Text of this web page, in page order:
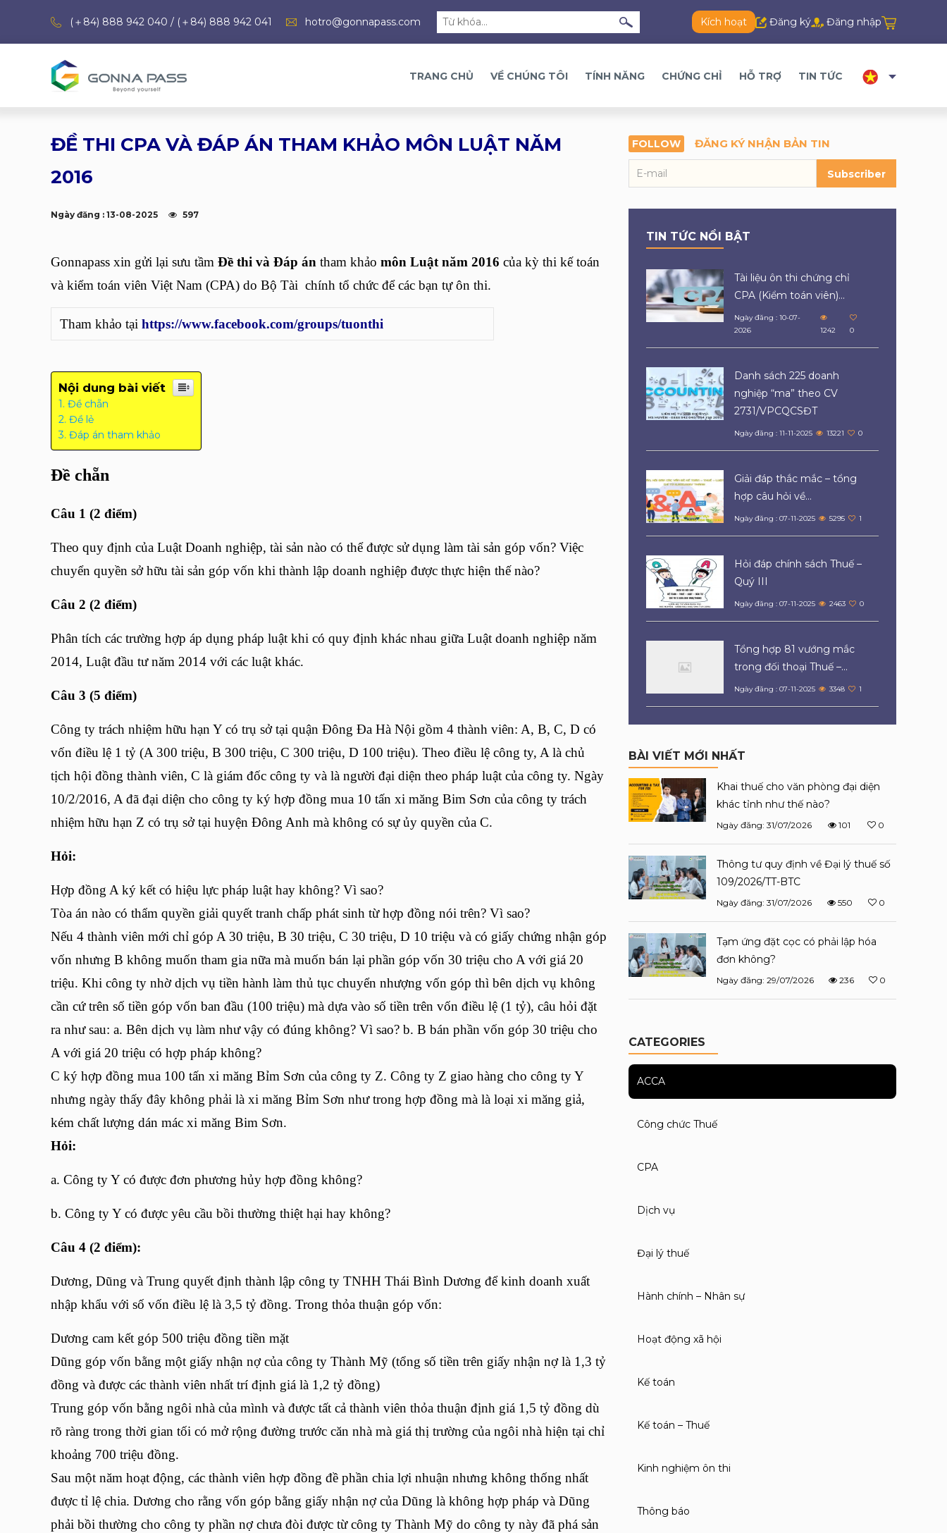
(＋84) 888 942 040 / (＋84) 888 942 041 hotro@gonnapass.com Kích hoạt Đăng ký Đăng nhập
TRANG CHỦ VỀ CHÚNG TÔI TÍNH NĂNG CHỨNG CHỈ HỖ TRỢ TIN TỨC
ĐỀ THI CPA VÀ ĐÁP ÁN THAM KHẢO MÔN LUẬT NĂM
2016
Ngày đăng : 13-08-2025 597
Gonnapass xin gửi lại sưu tầm Đề thi và Đáp án tham khảo môn Luật năm 2016 của kỳ thi kế toán
và kiểm toán viên Việt Nam (CPA) do Bộ Tài chính tổ chức để các bạn tự ôn thi.
Tham khảo tại https://www.facebook.com/groups/tuonthi
Nội dung bài viết
Đề chẵn
Đề lẻ
Đáp án tham khảo
Đề chẵn
Câu 1 (2 điểm)
Theo quy định của Luật Doanh nghiệp, tài sản nào có thể được sử dụng làm tài sản góp vốn? Việc
chuyển quyền sở hữu tài sản góp vốn khi thành lập doanh nghiệp được thực hiện thế nào?
Câu 2 (2 điểm)
Phân tích các trường hợp áp dụng pháp luật khi có quy định khác nhau giữa Luật doanh nghiệp năm
2014, Luật đầu tư năm 2014 với các luật khác.
Câu 3 (5 điểm)
Công ty trách nhiệm hữu hạn Y có trụ sở tại quận Đông Đa Hà Nội gồm 4 thành viên: A, B, C, D có
vốn điều lệ 1 tỷ (A 300 triệu, B 300 triệu, C 300 triệu, D 100 triệu). Theo điều lệ công ty, A là chủ
tịch hội đồng thành viên, C là giám đốc công ty và là người đại diện theo pháp luật của công ty. Ngày
10/2/2016, A đã đại diện cho công ty ký hợp đồng mua 10 tấn xi măng Bim Sơn của công ty trách
nhiệm hữu hạn Z có trụ sở tại huyện Đông Anh mà không có sự ủy quyền của C.
Hỏi:
Hợp đồng A ký kết có hiệu lực pháp luật hay không? Vì sao?
Tòa án nào có thẩm quyền giải quyết tranh chấp phát sinh từ hợp đồng nói trên? Vì sao?
Nếu 4 thành viên mới chỉ góp A 30 triệu, B 30 triệu, C 30 triệu, D 10 triệu và có giấy chứng nhận góp
vốn nhưng B không muốn tham gia nữa mà muốn bán lại phần góp vốn 30 triệu cho A với giá 20
triệu. Khi công ty nhờ dịch vụ tiền hành làm thủ tục chuyển nhượng vốn góp thì bên dịch vụ không
cần cứ trên số tiền góp vốn ban đầu (100 triệu) mà dựa vào số tiền trên vốn điều lệ (1 tỷ), câu hỏi đặt
ra như sau: a. Bên dịch vụ làm như vậy có đúng không? Vì sao? b. B bán phần vốn góp 30 triệu cho
A với giá 20 triệu có hợp pháp không?
C ký hợp đồng mua 100 tấn xi măng Bỉm Sơn của công ty Z. Công ty Z giao hàng cho công ty Y
nhưng ngày thấy đây không phải là xi măng Bỉm Sơn như trong hợp đồng mà là loại xi măng giả,
kém chất lượng dán mác xi măng Bim Sơn.
Hỏi:
a. Công ty Y có được đơn phương hủy hợp đồng không?
b. Công ty Y có được yêu cầu bồi thường thiệt hại hay không?
Câu 4 (2 điểm):
Dương, Dũng và Trung quyết định thành lập công ty TNHH Thái Bình Dương để kinh doanh xuất
nhập khẩu với số vốn điều lệ là 3,5 tỷ đồng. Trong thỏa thuận góp vốn:
Dương cam kết góp 500 triệu đồng tiền mặt
Dũng góp vốn bằng một giấy nhận nợ của công ty Thành Mỹ (tổng số tiền trên giấy nhận nợ là 1,3 tỷ
đồng và được các thành viên nhất trí định giá là 1,2 tỷ đồng)
Trung góp vốn bằng ngôi nhà của mình và được tất cả thành viên thỏa thuận định giá 1,5 tỷ đồng dù
rõ ràng trong thời gian tối có mở rộng đường trước căn nhà mà giá thị trường của ngôi nhà hiện tại chỉ
khoảng 700 triệu đồng.
Sau một năm hoạt động, các thành viên hợp đồng đề phần chia lợi nhuận nhưng không thống nhất
được tỉ lệ chia. Dương cho rằng vốn góp bằng giấy nhận nợ của Dũng là không hợp pháp và Dũng
phải bồi thường cho công ty phần nợ chưa đòi được từ công ty Thành Mỹ do công ty này đã phá sản
FOLLOW ĐĂNG KÝ NHẬN BẢN TIN
Subscriber
TIN TỨC NỔI BẬT
Tài liệu ôn thi chứng chỉ
CPA (Kiểm toán viên)...
Ngày đăng : 10-07-
2026
1242 0
Danh sách 225 doanh
nghiệp “ma” theo CV
2731/VPCQCSĐT
Ngày đăng : 11-11-2025 13221 0
Giải đáp thắc mắc – tổng
hợp câu hỏi về...
Ngày đăng : 07-11-2025 5295 1
Hỏi đáp chính sách Thuế –
Quý III
Ngày đăng : 07-11-2025 2463 0
Tổng hợp 81 vướng mắc
trong đối thoại Thuế –...
Ngày đăng : 07-11-2025 3348 1
BÀI VIẾT MỚI NHẤT
Khai thuế cho văn phòng đại diện
khác tỉnh như thế nào?
Ngày đăng: 31/07/2026 101 0
Thông tư quy định về Đại lý thuế số
109/2026/TT-BTC
Ngày đăng: 31/07/2026 550 0
Tạm ứng đặt cọc có phải lập hóa
đơn không?
Ngày đăng: 29/07/2026 236 0
CATEGORIES
ACCA
Công chức Thuế
CPA
Dịch vụ
Đại lý thuế
Hành chính – Nhân sự
Hoạt động xã hội
Kế toán
Kế toán – Thuế
Kinh nghiệm ôn thi
Thông báo